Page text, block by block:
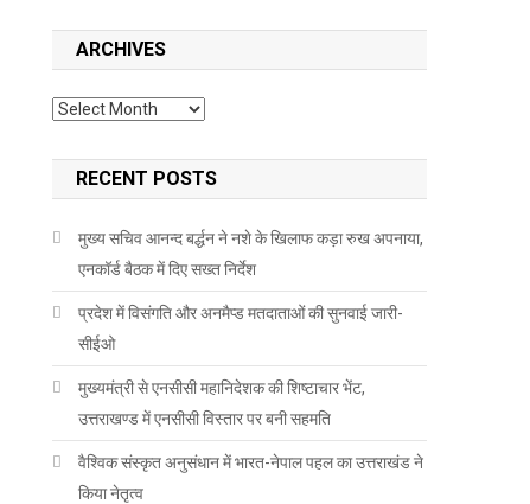
ARCHIVES
Archives
RECENT POSTS
मुख्य सचिव आनन्द बर्द्धन ने नशे के खिलाफ कड़ा रुख अपनाया,
एनकॉर्ड बैठक में दिए सख्त निर्देश
प्रदेश में विसंगति और अनमैप्ड मतदाताओं की सुनवाई जारी-
सीईओ
मुख्यमंत्री से एनसीसी महानिदेशक की शिष्टाचार भेंट,
उत्तराखण्ड में एनसीसी विस्तार पर बनी सहमति
वैश्विक संस्कृत अनुसंधान में भारत-नेपाल पहल का उत्तराखंड ने
किया नेतृत्व